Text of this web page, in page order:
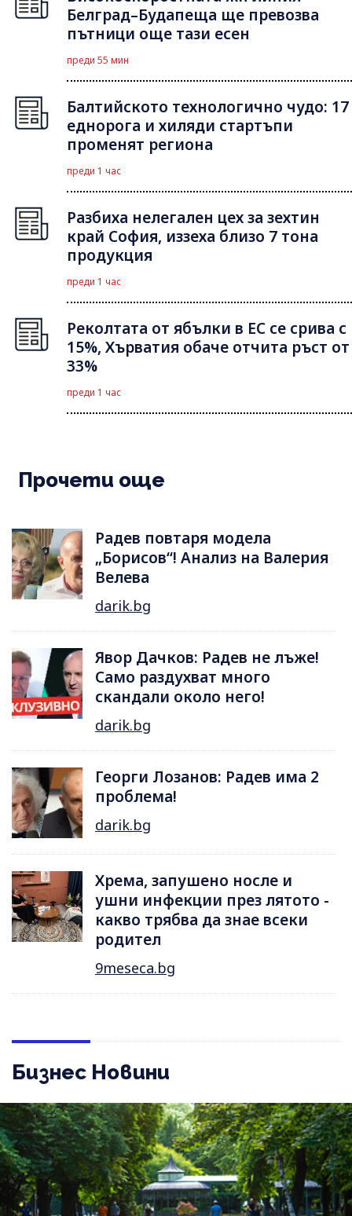
Белград–Будапеща ще превозва
пътници още тази есен
преди 55 мин
Балтийското технологично чудо: 17
еднорога и хиляди стартъпи
променят региона
преди 1 час
Разбиха нелегален цех за зехтин
край София, иззеха близо 7 тона
продукция
преди 1 час
Реколтата от ябълки в ЕС се срива с
15%, Хърватия обаче отчита ръст от
33%
преди 1 час
Прочети още
Радев повтаря модела
„Борисов“! Анализ на Валерия
Велева
darik.bg
Явор Дачков: Радев не лъже!
Само раздухват много
скандали около него!
darik.bg
Георги Лозанов: Радев има 2
проблема!
darik.bg
Хрема, запушено носле и
ушни инфекции през лятотo -
какво трябва да знае всеки
родител
9meseca.bg
Бизнес Новини